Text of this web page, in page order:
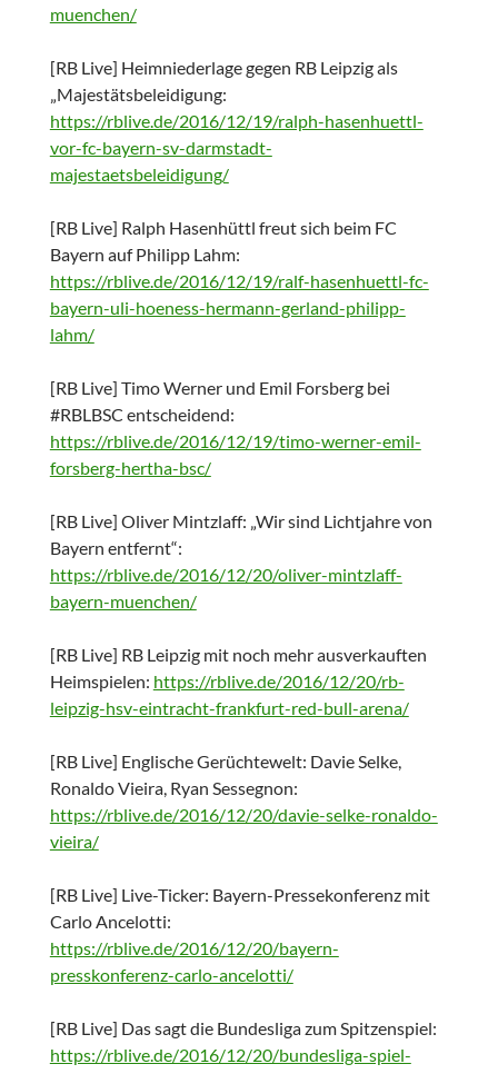
muenchen/
[RB Live] Heimniederlage gegen RB Leipzig als
„Majestätsbeleidigung:
https://rblive.de/2016/12/19/ralph-hasenhuettl-
vor-fc-bayern-sv-darmstadt-
majestaetsbeleidigung/
[RB Live] Ralph Hasenhüttl freut sich beim FC
Bayern auf Philipp Lahm:
https://rblive.de/2016/12/19/ralf-hasenhuettl-fc-
bayern-uli-hoeness-hermann-gerland-philipp-
lahm/
[RB Live] Timo Werner und Emil Forsberg bei
#RBLBSC entscheidend:
https://rblive.de/2016/12/19/timo-werner-emil-
forsberg-hertha-bsc/
[RB Live] Oliver Mintzlaff: „Wir sind Lichtjahre von
Bayern entfernt“:
https://rblive.de/2016/12/20/oliver-mintzlaff-
bayern-muenchen/
[RB Live] RB Leipzig mit noch mehr ausverkauften
Heimspielen: https://rblive.de/2016/12/20/rb-
leipzig-hsv-eintracht-frankfurt-red-bull-arena/
[RB Live] Englische Gerüchtewelt: Davie Selke,
Ronaldo Vieira, Ryan Sessegnon:
https://rblive.de/2016/12/20/davie-selke-ronaldo-
vieira/
[RB Live] Live-Ticker: Bayern-Pressekonferenz mit
Carlo Ancelotti:
https://rblive.de/2016/12/20/bayern-
presskonferenz-carlo-ancelotti/
[RB Live] Das sagt die Bundesliga zum Spitzenspiel:
https://rblive.de/2016/12/20/bundesliga-spiel-